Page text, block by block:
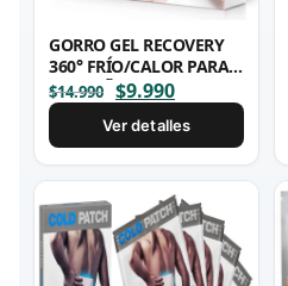
GORRO GEL RECOVERY
360° FRÍO/CALOR PARA
MIGRAÑA
$14.990 El
original
$14.990.
$9.990El
actual
$9.990.
Ver detalles